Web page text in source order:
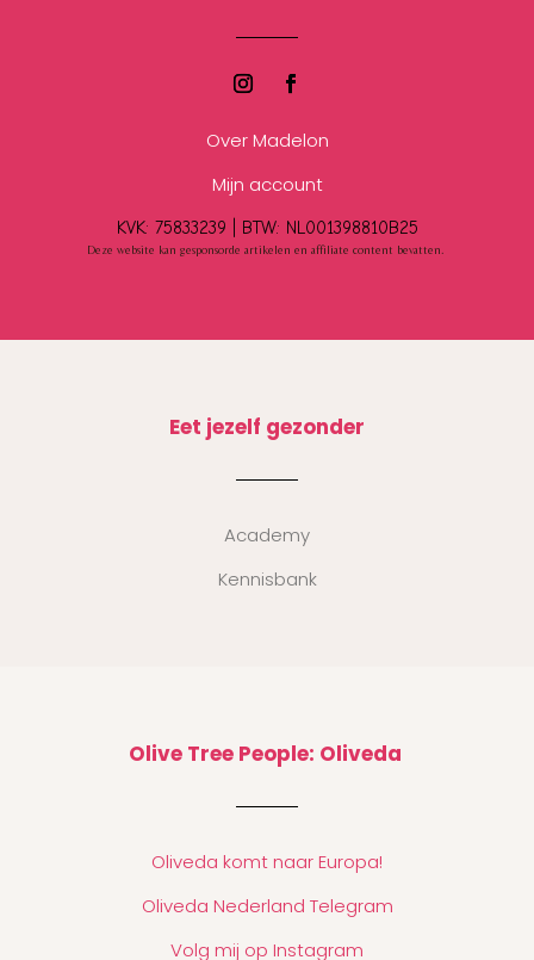
Over Madelon
Mijn account
KVK: 75833239 | BTW: NL001398810B25
Deze website kan gesponsorde artikelen en affiliate content bevatten.
Eet jezelf gezonder
Academy
Kennisbank
Olive Tree People: Oliveda
Oliveda komt naar Europa!
Oliveda Nederland Telegram
Volg mij op Instagram